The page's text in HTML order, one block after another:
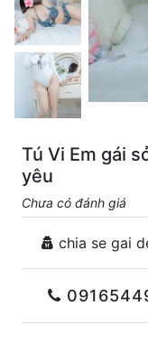
Tú Vi Em gái
yêu
Chưa có đánh giá
chia se gai